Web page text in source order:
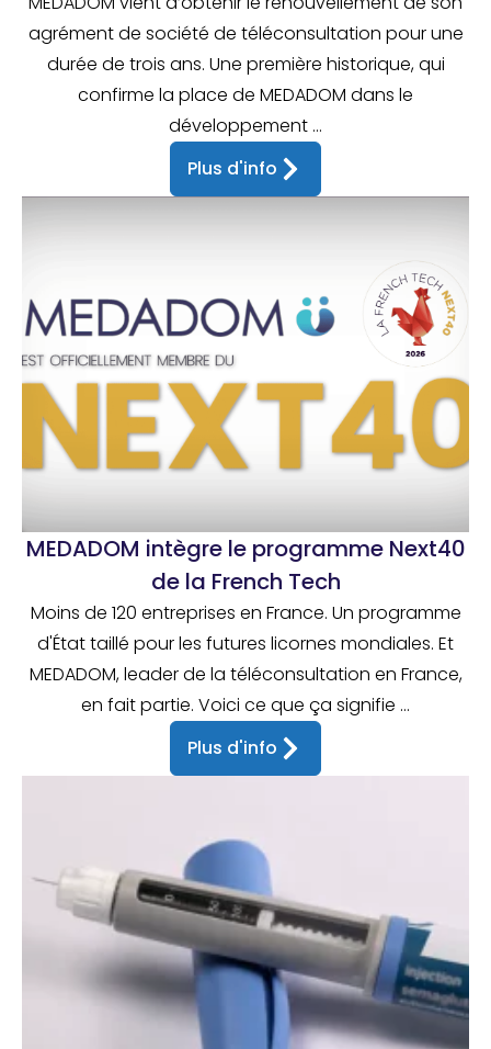
agrément de société de téléconsultation pour une
durée de trois ans. Une première historique, qui
confirme la place de MEDADOM dans le
développement ...
Plus d'info
MEDADOM intègre le programme Next40
de la French Tech
Moins de 120 entreprises en France. Un programme
d'État taillé pour les futures licornes mondiales. Et
MEDADOM, leader de la téléconsultation en France,
en fait partie. Voici ce que ça signifie ...
Plus d'info